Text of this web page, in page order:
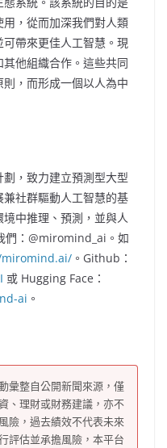
，從而加深我們對人類
帶來更佳人工智慧。現
他組織合作。這些共同
，而形成一個以人為中
，致力建立預測型大型
社群驅動人工智慧的基
中推理、預測，並與人
們：@miromind_ai。如
。Github：
或 Hugging Face：
ai 。
彙整自公開新聞來源，僅
、理財或財務建議，亦不
險，過去績效不代表未來
評估並承擔風險，本平台